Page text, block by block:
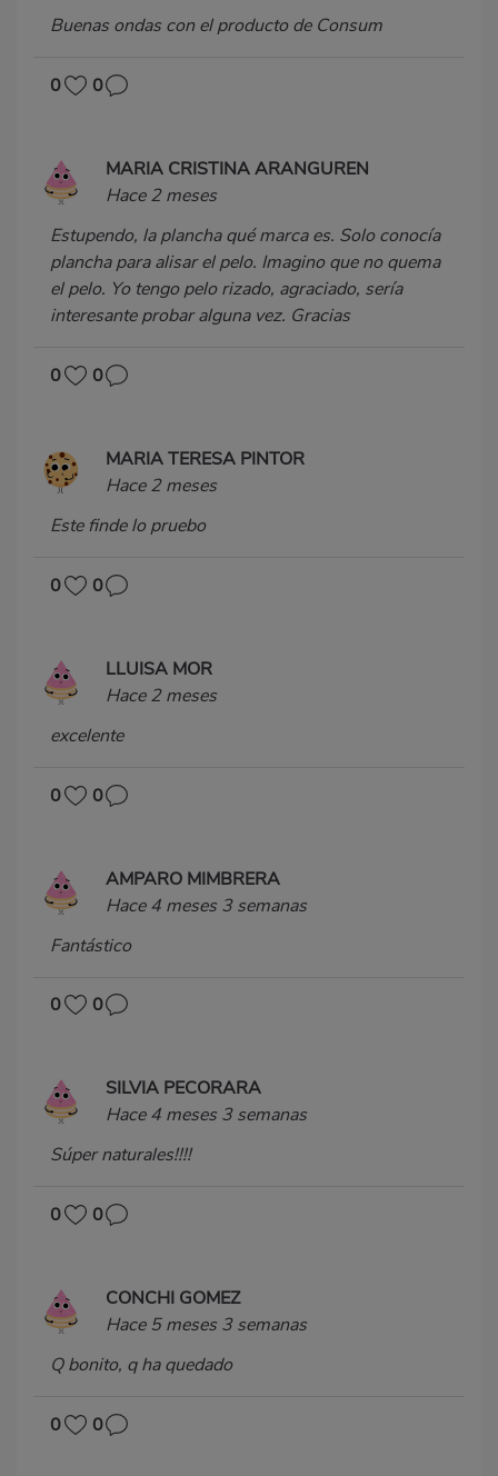
Buenas ondas con el producto de Consum
0 0
MARIA CRISTINA ARANGUREN
Hace 2 meses
Estupendo, la plancha qué marca es. Solo conocía
plancha para alisar el pelo. Imagino que no quema
el pelo. Yo tengo pelo rizado, agraciado, sería
interesante probar alguna vez. Gracias
0 0
MARIA TERESA PINTOR
Hace 2 meses
Este finde lo pruebo
0 0
LLUISA MOR
Hace 2 meses
excelente
0 0
AMPARO MIMBRERA
Hace 4 meses 3 semanas
Fantástico
0 0
SILVIA PECORARA
Hace 4 meses 3 semanas
Súper naturales!!!!
0 0
CONCHI GOMEZ
Hace 5 meses 3 semanas
Q bonito, q ha quedado
0 0